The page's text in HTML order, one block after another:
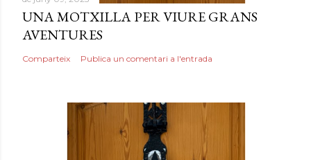
UNA MOTXILLA PER VIURE GRANS
AVENTURES
Comparteix Publica un comentari a l'entrada